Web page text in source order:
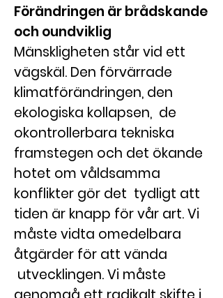
Förändringen är brådskande
och oundviklig
Mänskligheten står vid ett
vägskäl. Den förvärrade
klimatförändringen, den
ekologiska kollapsen, de
okontrollerbara tekniska
framstegen och det ökande
hotet om våldsamma
konflikter gör det tydligt att
tiden är knapp för vår art. Vi
måste vidta omedelbara
åtgärder för att vända
utvecklingen. Vi måste